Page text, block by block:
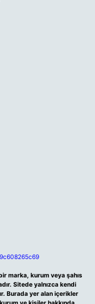
marka, kurum veya şahıs
Sitede yalnızca kendi
Burada yer alan içerikler